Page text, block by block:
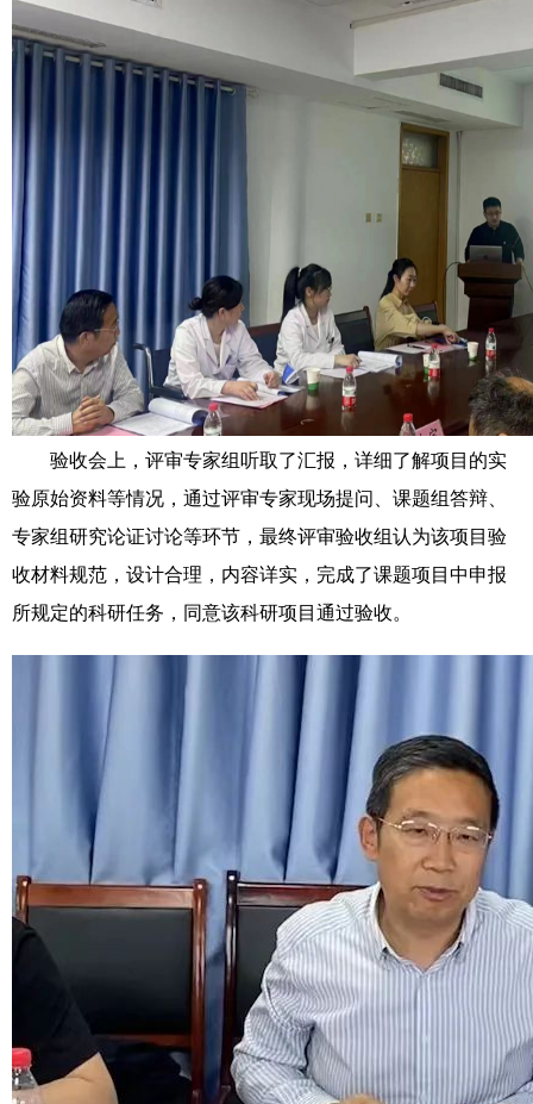
验收会上，评审专家组听取了汇报，详细了解项目的实
验原始资料等情况，通过评审专家现场提问、课题组答辩、
专家组研究论证讨论等环节，最终评审验收组认为该项目验
收材料规范，设计合理，内容详实，完成了课题项目中申报
所规定的科研任务，同意该科研项目通过验收。